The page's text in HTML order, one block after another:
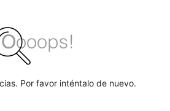
Por favor inténtalo de nuevo.